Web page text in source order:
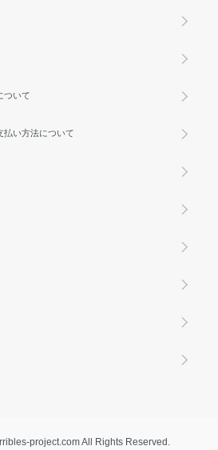
ついて
払い方法について
project.com All Rights Reserved.